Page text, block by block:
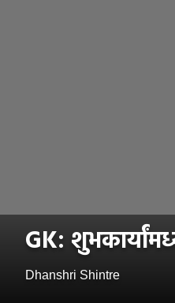
GK:
Dhanshri Shintre